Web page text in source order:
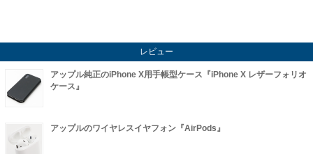
レビュー
アップル純正のiPhone X用手帳型ケース『iPhone X レザーフォリオ
ケース』
アップルのワイヤレスイヤフォン『AirPods』